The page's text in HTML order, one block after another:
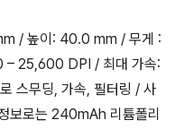
/ 높이: 40.0 mm / 무게 :
– 25,600 DPI / 최대 가속:
스무딩, 가속, 필터링 / 사
보로는 240mAh 리튬폴리